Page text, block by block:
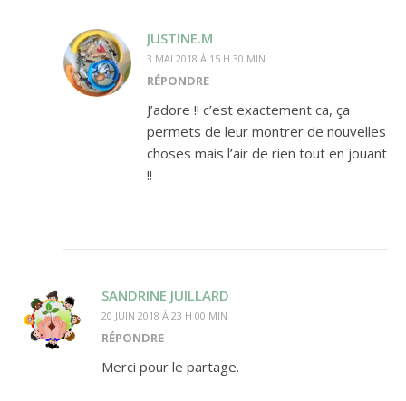
JUSTINE.M
3 MAI 2018 À 15 H 30 MIN
RÉPONDRE
J’adore !! c’est exactement ca, ça
permets de leur montrer de nouvelles
choses mais l’air de rien tout en jouant
!!
SANDRINE JUILLARD
20 JUIN 2018 À 23 H 00 MIN
RÉPONDRE
Merci pour le partage.